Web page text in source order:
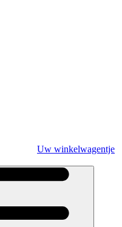
Uw winkelwagentje